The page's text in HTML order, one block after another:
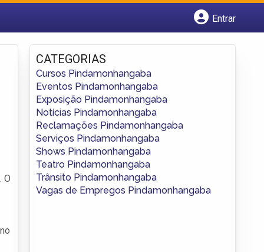
Entrar
Fazer login
Criar conta
O
CATEGORIAS
Cursos Pindamonhangaba
Eventos Pindamonhangaba
Exposição Pindamonhangaba
Notícias Pindamonhangaba
Reclamações Pindamonhangaba
Serviços Pindamonhangaba
Shows Pindamonhangaba
Teatro Pindamonhangaba
Trânsito Pindamonhangaba
Vagas de Empregos Pindamonhangaba